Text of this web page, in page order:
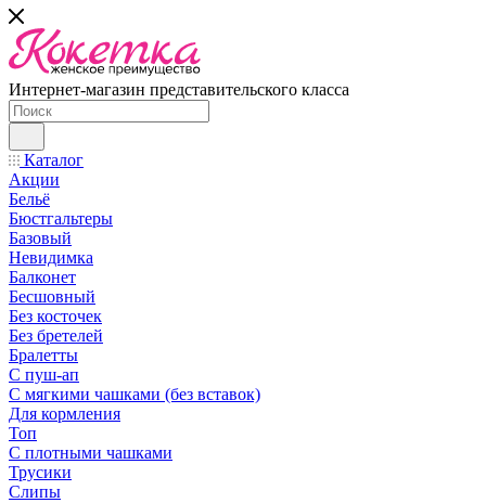
Интернет-магазин представительского класса
Каталог
Акции
Бельё
Бюстгальтеры
Базовый
Невидимка
Балконет
Бесшовный
Без косточек
Без бретелей
Бралетты
С пуш-ап
С мягкими чашками (без вставок)
Для кормления
Топ
С плотными чашками
Трусики
Слипы